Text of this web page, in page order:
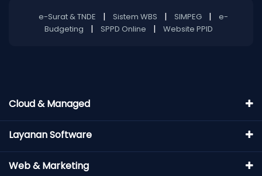
e-Surat & TNDE | Sistem WBS | SIMPEG |
e-
Budgeting
| SPPD Online | Website PPID
Cloud & Managed
Layanan Software
Web & Marketing